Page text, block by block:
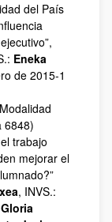
del País
Eneka
de 2015-1
6848)
trabajo
mejorar el
, INVS.:
Gloria